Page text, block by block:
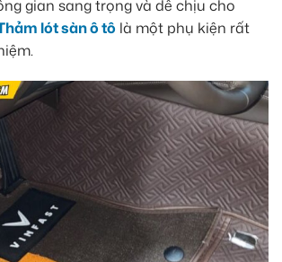
gian sang trọng và dễ chịu cho
lót sàn ô tô là một phụ kiện rất